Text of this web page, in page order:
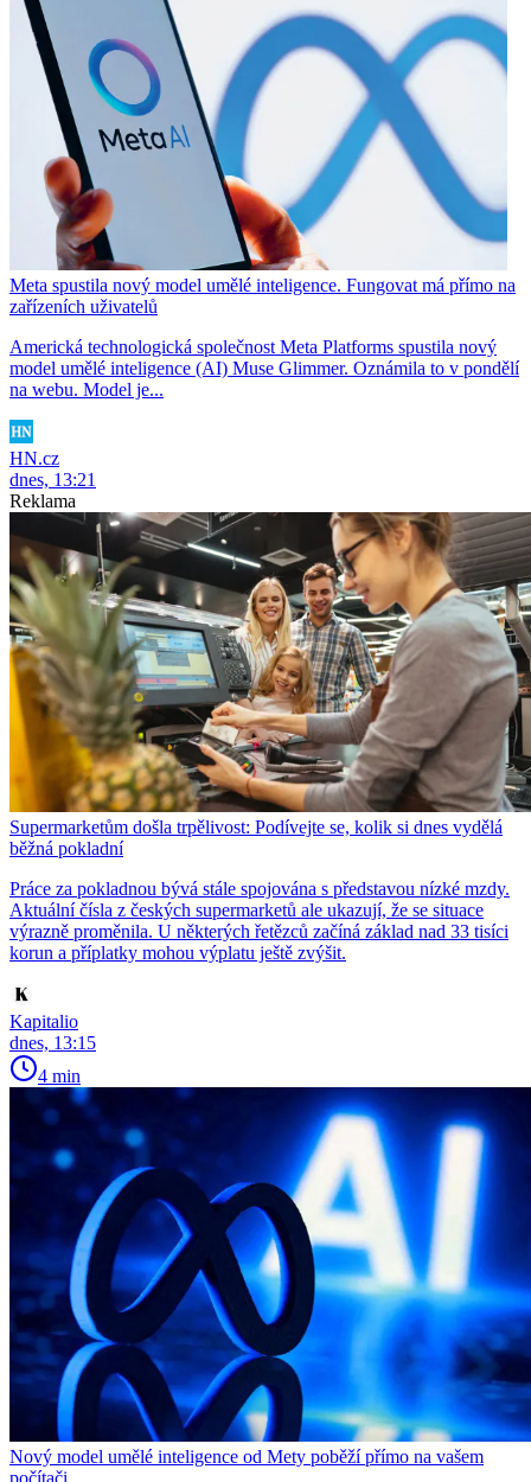
Meta spustila nový model umělé inteligence. Fungovat má přímo na
zařízeních uživatelů
Americká technologická společnost Meta Platforms spustila nový
model umělé inteligence (AI) Muse Glimmer. Oznámila to v pondělí
na webu. Model je...
HN.cz
dnes, 13:21
Reklama
Supermarketům došla trpělivost: Podívejte se, kolik si dnes vydělá
běžná pokladní
Práce za pokladnou bývá stále spojována s představou nízké mzdy.
Aktuální čísla z českých supermarketů ale ukazují, že se situace
výrazně proměnila. U některých řetězců začíná základ nad 33 tisíci
korun a příplatky mohou výplatu ještě zvýšit.
Kapitalio
dnes, 13:15
4 min
Nový model umělé inteligence od Mety poběží přímo na vašem
počítači